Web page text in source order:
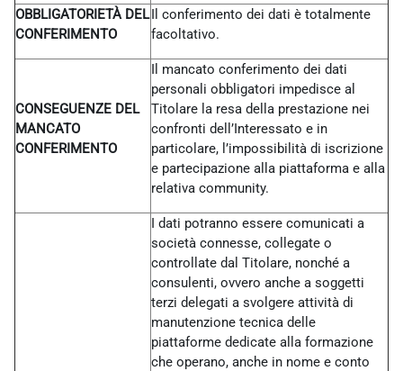
OBBLIGATORIETÀ DEL
CONFERIMENTO
Il conferimento dei dati è totalmente
facoltativo.
CONSEGUENZE DEL
MANCATO
CONFERIMENTO
Il mancato conferimento dei dati
personali obbligatori impedisce al
Titolare la resa della prestazione nei
confronti dell’Interessato e in
particolare, l’impossibilità di iscrizione
e partecipazione alla piattaforma e alla
relativa community.
I dati potranno essere comunicati a
società connesse, collegate o
controllate dal Titolare, nonché a
consulenti, ovvero anche a soggetti
terzi delegati a svolgere attività di
manutenzione tecnica delle
piattaforme dedicate alla formazione
che operano, anche in nome e conto